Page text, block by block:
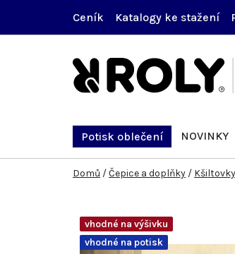
obsah
Ceník Katalogy ke stažení
Potisk oblečení NOVINKY
Domů /Čepice a doplňky / Kšiltovky
vhodné na výšivku
vhodné na potisk